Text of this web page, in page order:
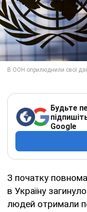
Будьте
Google
З початку
в Україну
людей отримали